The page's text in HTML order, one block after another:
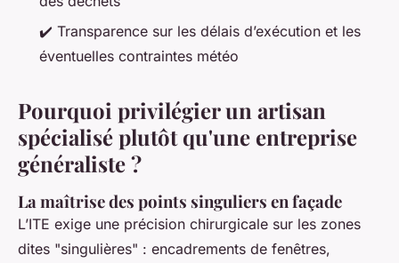
✔️ Transparence sur les délais d’exécution et les
éventuelles contraintes météo
Pourquoi privilégier un artisan
spécialisé plutôt qu'une entreprise
généraliste ?
La maîtrise des points singuliers en façade
L’ITE exige une précision chirurgicale sur les zones
dites "singulières" : encadrements de fenêtres,